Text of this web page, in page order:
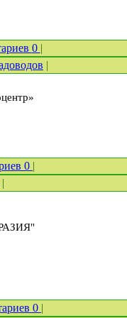
0 |
|
0 |
|
0 |